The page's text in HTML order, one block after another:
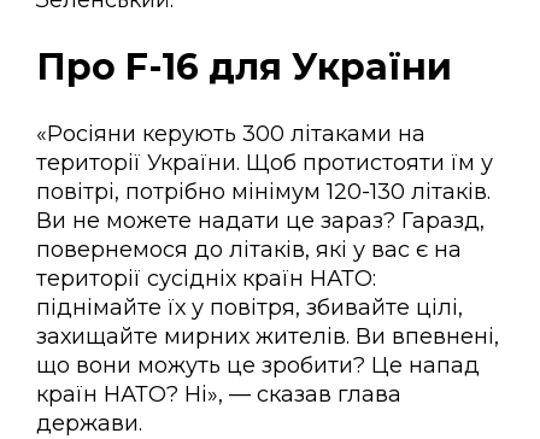
Про F-16 для України
«Росіяни керують 300 літаками на
території України. Щоб протистояти їм у
повітрі, потрібно мінімум 120-130 літаків.
Ви не можете надати це зараз? Гаразд,
повернемося до літаків, які у вас є на
території сусідніх країн НАТО:
піднімайте їх у повітря, збивайте цілі,
захищайте мирних жителів. Ви впевнені,
що вони можуть це зробити? Це напад
країн НАТО? Ні», — сказав глава
держави.